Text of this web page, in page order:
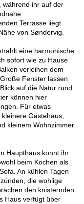
während ihr auf der
Terrasse liegt
von Søndervig.
eine harmonische
sofort wie zu Hause
verleihen dem
Fenster lassen
auf die Natur rund
können hier
Für etwas
Gästehaus,
kleinem Wohnzimmer
Haupthaus könnt ihr
beim Kochen als
An kühlen Tagen
die wohlige
den knisternden
Haus verfügt über